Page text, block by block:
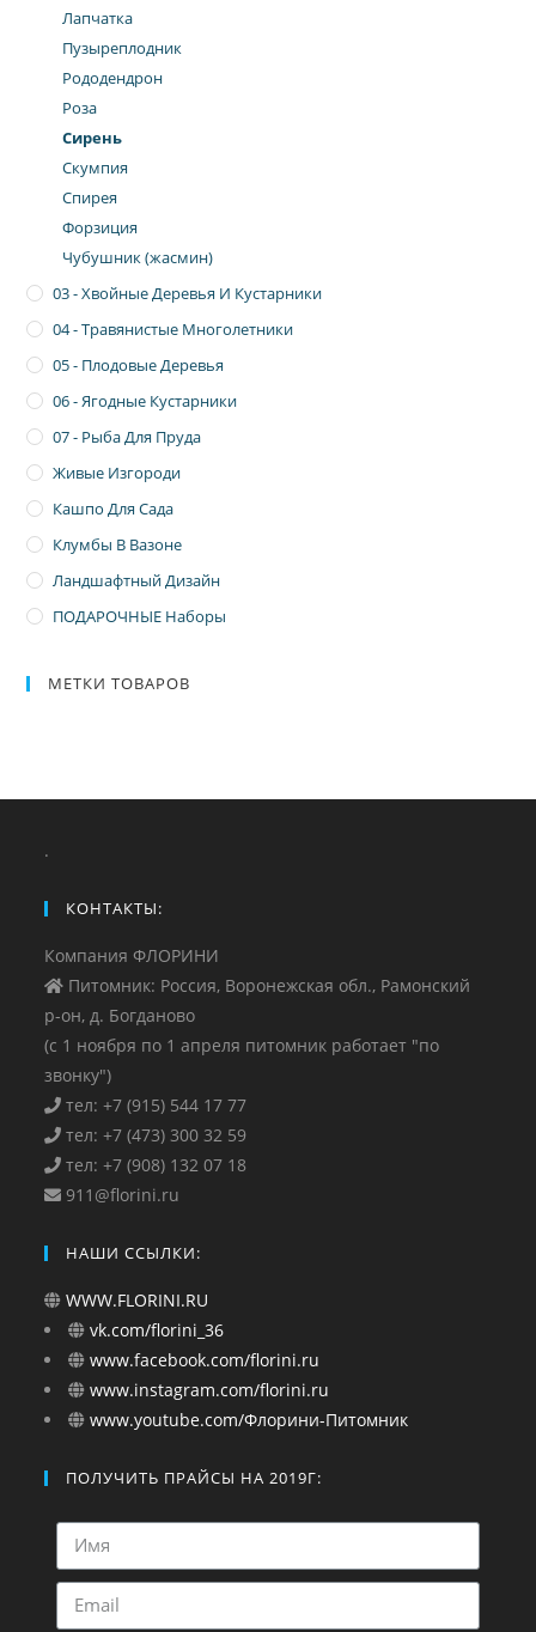
Лапчатка
Пузыреплодник
Рододендрон
Роза
Сирень
Скумпия
Спирея
Форзиция
Чубушник (жасмин)
03 - Хвойные Деревья И Кустарники
04 - Травянистые Многолетники
05 - Плодовые Деревья
06 - Ягодные Кустарники
07 - Рыба Для Пруда
Живые Изгороди
Кашпо Для Сада
Клумбы В Вазоне
Ландшафтный Дизайн
ПОДАРОЧНЫЕ Наборы
МЕТКИ ТОВАРОВ
.
КОНТАКТЫ:
Компания ФЛОРИНИ
Питомник: Россия, Воронежская обл., Рамонский
р-он, д. Богданово
(с 1 ноября по 1 апреля питомник работает "по
звонку")
тел: +7 (915) 544 17 77
тел: +7 (473) 300 32 59
тел: +7 (908) 132 07 18
911@florini.ru
НАШИ ССЫЛКИ:
WWW.FLORINI.RU
vk.com/florini_36
www.facebook.com/florini.ru
www.instagram.com/florini.ru
www.youtube.com/Флорини-Питомник
ПОЛУЧИТЬ ПРАЙСЫ НА 2019Г: